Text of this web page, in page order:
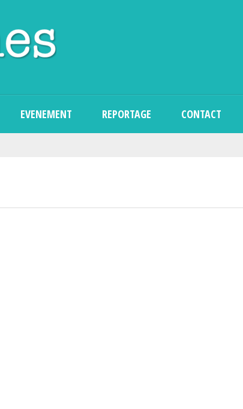
EVENEMENT REPORTAGE CONTACT